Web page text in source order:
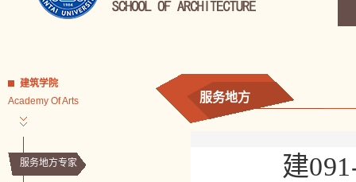
建筑学院
Academy Of Arts
服务地方专家
服务地方
建